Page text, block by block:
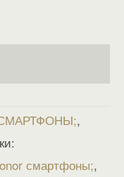
,
смартфоны ,